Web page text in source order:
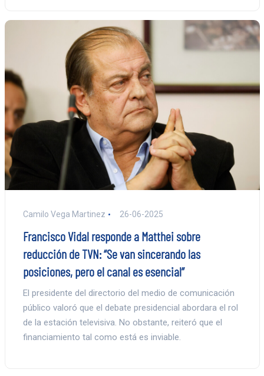
Camilo Vega Martinez 26-06-2025
Francisco Vidal responde a Matthei sobre
reducción de TVN: “Se van sincerando las
posiciones, pero el canal es esencial”
El presidente del directorio del medio de comunicación
público valoró que el debate presidencial abordara el rol
de la estación televisiva. No obstante, reiteró que el
financiamiento tal como está es inviable.